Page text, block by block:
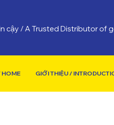
cậy / A Trusted Distributor of
HOME GIỚI THIỆU /